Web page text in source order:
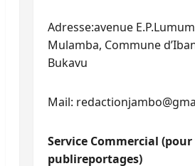
Adresse:avenue
Mulamba, Commune
Bukavu
Mail:
Service Commercial
publireportages)